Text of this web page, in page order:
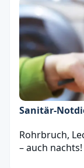
Rohrbruch,
– auch nachts!